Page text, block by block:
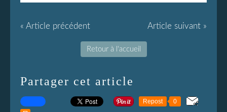
« Article précédent Article suivant »
Retour à l'accueil
Partager cet article
Repost 0